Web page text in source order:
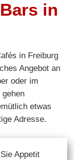
in
in Freiburg
Angebot an
oder im
etwas
Adresse.
Appetit